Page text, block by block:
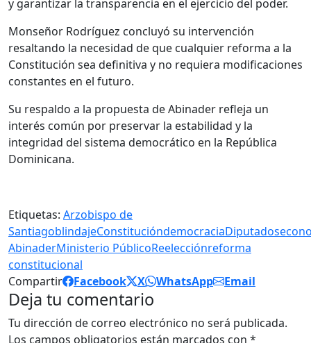
y garantizar la transparencia en el ejercicio del poder.
Monseñor Rodríguez concluyó su intervención
resaltando la necesidad de que cualquier reforma a la
Constitución sea definitiva y no requiera modificaciones
constantes en el futuro.
Su respaldo a la propuesta de Abinader refleja un
interés común por preservar la estabilidad y la
integridad del sistema democrático en la República
Dominicana.
Etiquetas: Arzobispo de
SantiagoblindajeConstitucióndemocraciaDiputados
AbinaderMinisterio PúblicoReelecciónreforma
constitucional
Compartir
Facebook X WhatsApp Email
Deja tu comentario
Tu dirección de correo electrónico no será publicada.
Los campos obligatorios están marcados con *